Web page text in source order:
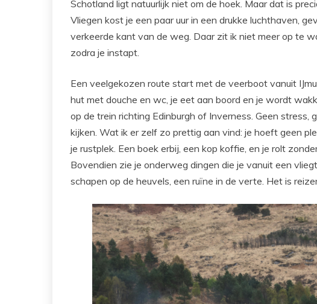
Schotland ligt natuurlijk niet om de hoek. Maar dat is
Vliegen kost je een paar uur in een drukke luchthaven,
verkeerde kant van de weg. Daar zit ik niet meer op te
zodra je instapt.
Een veelgekozen route start met de veerboot vanuit
hut met douche en wc, je eet aan boord en je wordt
op de trein richting Edinburgh of Inverness. Geen stress,
kijken. Wat ik er zelf zo prettig aan vind: je hoeft geen
je rustplek. Een boek erbij, een kop koffie, en je rolt
Bovendien zie je onderweg dingen die je vanuit een
schapen op de heuvels, een ruïne in de verte. Het is